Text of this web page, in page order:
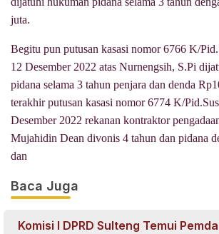
juta.
Begitu pun putusan kasasi nomor 6766 K/
12 Desember 2022 atas Nurnengsih, S.Pi
pidana selama 3 tahun penjara dan denda
terakhir putusan kasasi nomor 6774 K/
Desember 2022 rekanan kontraktor
Mujahidin Dean divonis 4 tahun dan pidana
dan
Baca Juga
Komisi I DPRD Sulteng Temui